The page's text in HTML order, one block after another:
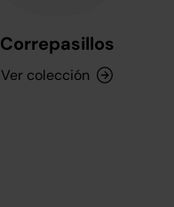
Correpasillos
Ver colección